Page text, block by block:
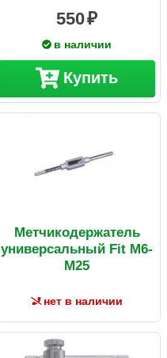
550
в наличии
Купить
Метчикодержатель
универсальный Fit М6-
М25
нет в наличии